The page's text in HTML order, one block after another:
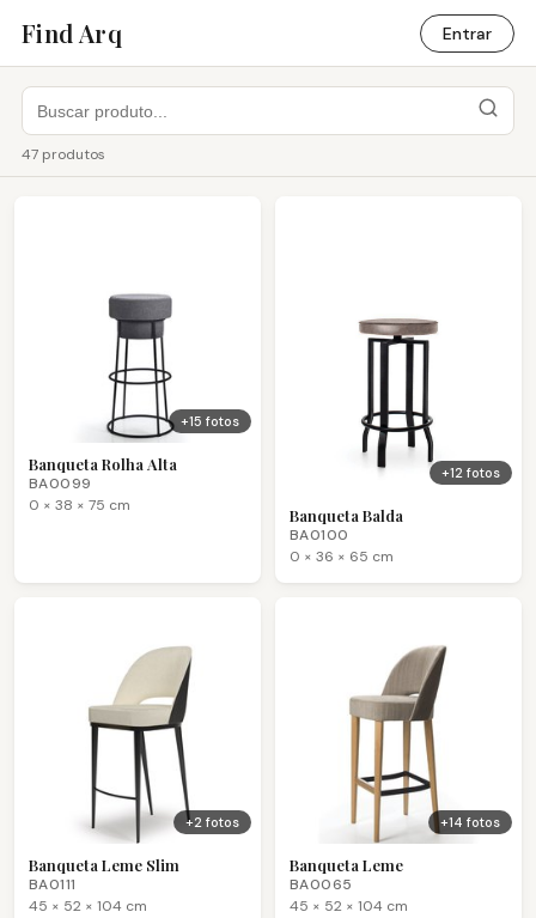
Find Arq Entrar
47 produtos
+15 fotos
Banqueta Rolha Alta
BA0099
0 × 38 × 75 cm
+12 fotos
Banqueta Balda
BA0100
0 × 36 × 65 cm
+2 fotos
Banqueta Leme Slim
BA0111
45 × 52 × 104 cm
+14 fotos
Banqueta Leme
BA0065
45 × 52 × 104 cm